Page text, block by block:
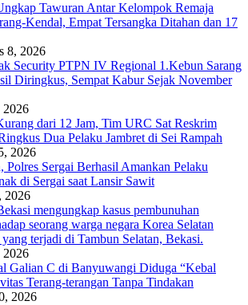
Tawuran Antar Kelompok Remaja
Kendal, Empat Tersangka Ditahan dan 17
8, 2026
Security PTPN IV Regional 1.Kebun Sarang
Diringkus, Sempat Kabur Sejak November
2026
dari 12 Jam, Tim URC Sat Reskrim
Dua Pelaku Jambret di Sei Rampah
2026
Polres Sergai Berhasil Amankan Pelaku
di Sergai saat Lansir Sawit
2026
mengungkap kasus pembunuhan
seorang warga negara Korea Selatan
terjadi di Tambun Selatan, Bekasi.
2026
Galian C di Banyuwangi Diduga “Kebal
Terang-terangan Tanpa Tindakan
2026